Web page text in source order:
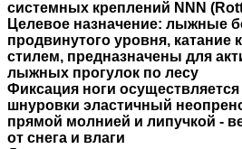
системных креплений NNN
Целевое назначение: лыжные
продвинутого уровня,
стилем, предназначены для
лыжных прогулок по лесу
Фиксация ноги
шнуровки эластичный
прямой молнией и липучкой -
от снега и влаги